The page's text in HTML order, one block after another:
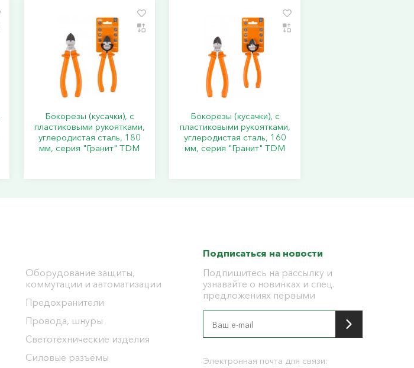
Бокорезы (кусачки), с
пластиковыми рукоятками,
углеродистая сталь, 180
мм, серия "Гранит" TDM
Бокорезы (кусачки), с
пластиковыми рукоятками,
углеродистая сталь, 160
мм, серия "Гранит" TDM
Оборудование защиты,
коммутации и автоматизации
Предохранители
Провода, шнуры
Светотехнические изделия
Силовые разъёмы
Подписаться на новости
Подпишитесь на рассылку и
узнавайте о новинках и спец.
предложениях первыми
Электронная почта для связи: